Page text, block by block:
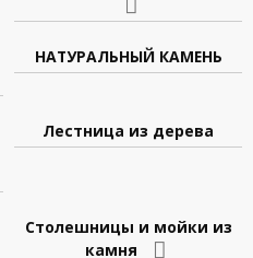
НАТУРАЛЬНЫЙ КАМЕНЬ
Лестница из дерева
Столешницы и мойки из
камня